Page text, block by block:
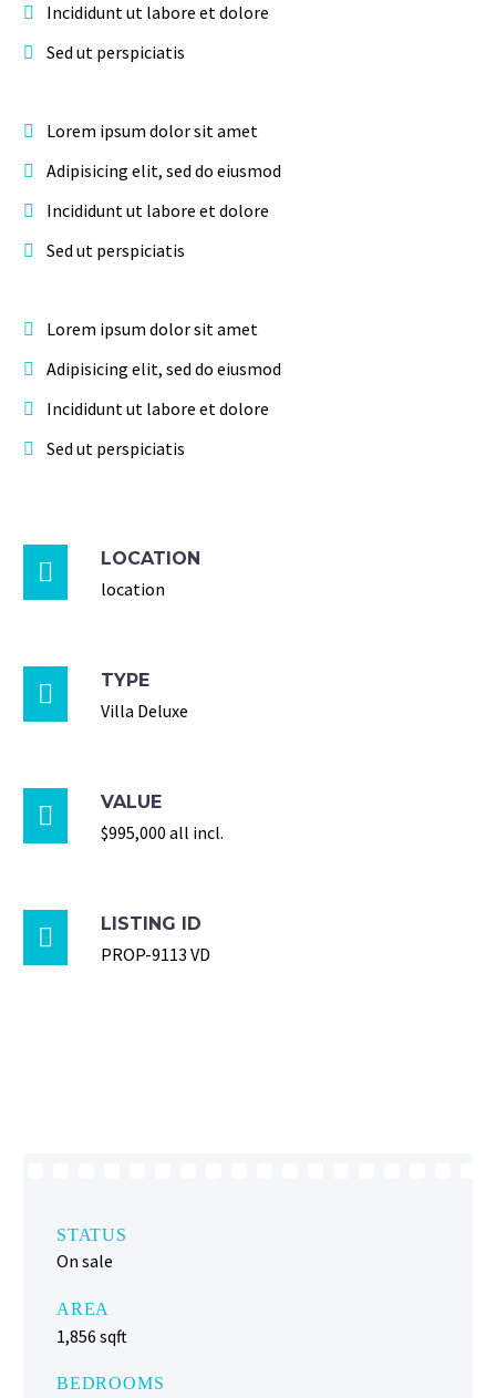
Incididunt ut labore et dolore
Sed ut perspiciatis
Lorem ipsum dolor sit amet
Adipisicing elit, sed do eiusmod
Incididunt ut labore et dolore
Sed ut perspiciatis
Lorem ipsum dolor sit amet
Adipisicing elit, sed do eiusmod
Incididunt ut labore et dolore
Sed ut perspiciatis
 LOCATION
location
 TYPE
Villa Deluxe
 VALUE
$995,000 all incl.
 LISTING ID
PROP-9113 VD
STATUS
On sale
AREA
1,856 sqft
BEDROOMS